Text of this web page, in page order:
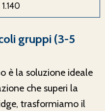
gruppi (3-5
è la soluzione ideale
che superi la
trasformiamo il